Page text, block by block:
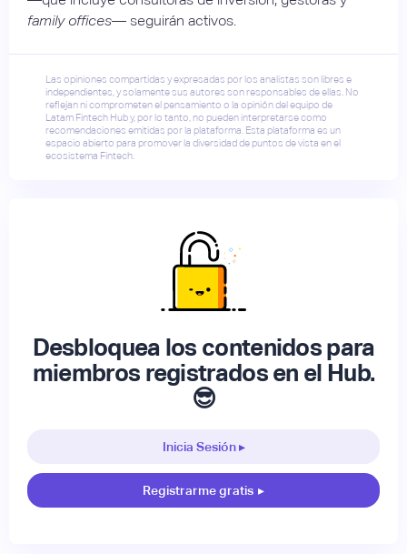
family offices— seguirán activos.
Las opiniones compartidas y expresadas por los analistas son libres e
independientes, y solamente sus autores son responsables de ellas. No
reflejan ni comprometen el pensamiento o la opinión del equipo de
Latam Fintech Hub y, por lo tanto, no pueden interpretarse como
recomendaciones emitidas por la plataforma. Esta plataforma es un
espacio abierto para promover la diversidad de puntos de vista en el
ecosistema Fintech.
Desbloquea los contenidos para
miembros registrados en el Hub.
😎
Inicia Sesión ▸
Registrarme gratis ▸